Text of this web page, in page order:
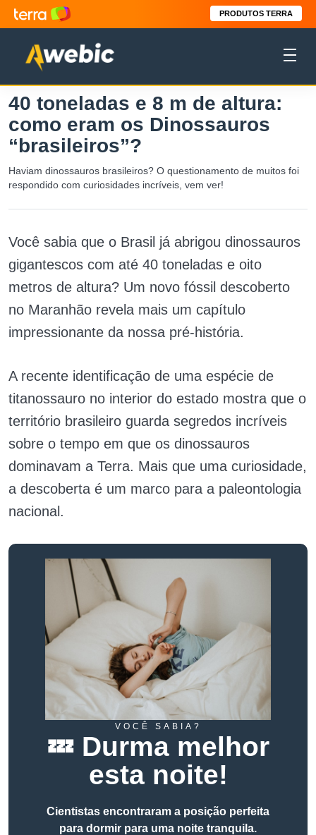
PRODUTOS TERRA
40 toneladas e 8 m de altura:
como eram os Dinossauros
“brasileiros”?
Haviam dinossauros brasileiros? O questionamento de muitos foi
respondido com curiosidades incríveis, vem ver!
Você sabia que o Brasil já abrigou dinossauros
gigantescos com até 40 toneladas e oito
metros de altura? Um novo fóssil descoberto
no Maranhão revela mais um capítulo
impressionante da nossa pré-história.
A recente identificação de uma espécie de
titanossauro no interior do estado mostra que o
território brasileiro guarda segredos incríveis
sobre o tempo em que os dinossauros
dominavam a Terra. Mais que uma curiosidade,
a descoberta é um marco para a paleontologia
nacional.
VOCÊ SABIA?
💤 Durma melhor
esta noite!
Cientistas encontraram a posição perfeita
para dormir para uma noite tranquila.